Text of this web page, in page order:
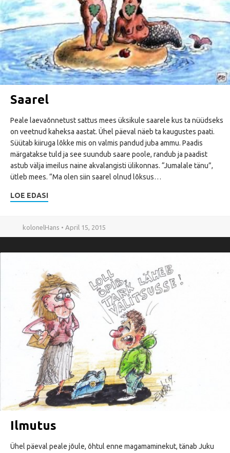
Saarel
Peale laevaõnnetust sattus mees üksikule saarele kus ta nüüdseks
on veetnud kaheksa aastat. Ühel päeval näeb ta kaugustes paati.
Süütab kiiruga lõkke mis on valmis pandud juba ammu. Paadis
märgatakse tuld ja see suundub saare poole, randub ja paadist
astub välja imeilus naine akvalangisti ülikonnas. “Jumalale tänu”,
ütleb mees. “Ma olen siin saarel olnud lõksus…
LOE EDASI
kolonelHans • April 15, 2015
Ilmutus
Ühel päeval peale jõule, õhtul enne magamaminekut, tänab Juku